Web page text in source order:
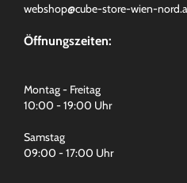
webshop@cube-store-wien-
Öffnungszeiten:
Montag - Freitag
10:00 - 19:00 Uhr
Samstag
09:00 - 17:00 Uhr